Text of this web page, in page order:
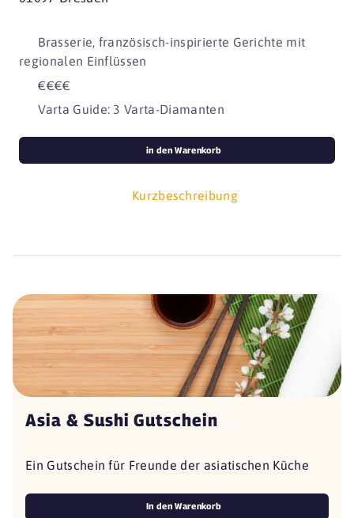
Brasserie, französisch-inspirierte Gerichte mit
regionalen Einflüssen
€€€€
Varta Guide: 3 Varta-Diamanten
Kurzbeschreibung
in den Warenkorb
Asia & Sushi Gutschein
Ein Gutschein für Freunde der asiatischen Küche
In den Warenkorb